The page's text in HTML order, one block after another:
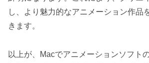
し、より魅力的なアニメーション作品
きます。
以上が、Macでアニメーションソフト